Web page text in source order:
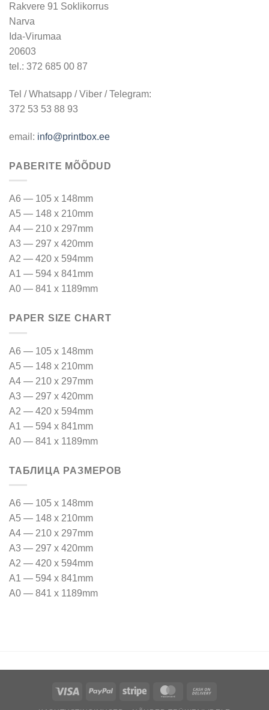
Rakvere 91 Soklikorrus
Narva
Ida-Virumaa
20603
tel.: 372 685 00 87
Tel / Whatsapp / Viber / Telegram:
372 53 53 88 93
email: info@printbox.ee
PABERITE MÕÕDUD
A6 — 105 x 148mm
A5 — 148 x 210mm
A4 — 210 x 297mm
A3 — 297 x 420mm
A2 — 420 x 594mm
A1 — 594 x 841mm
A0 — 841 x 1189mm
PAPER SIZE CHART
A6 — 105 x 148mm
A5 — 148 x 210mm
A4 — 210 x 297mm
A3 — 297 x 420mm
A2 — 420 x 594mm
A1 — 594 x 841mm
A0 — 841 x 1189mm
ТАБЛИЦА РАЗМЕРОВ
A6 — 105 x 148mm
A5 — 148 x 210mm
A4 — 210 x 297mm
A3 — 297 x 420mm
A2 — 420 x 594mm
A1 — 594 x 841mm
A0 — 841 x 1189mm